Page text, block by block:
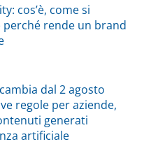
cos’è, come si
perché rende un brand
dal 2 agosto
regole per aziende,
generati
artificiale